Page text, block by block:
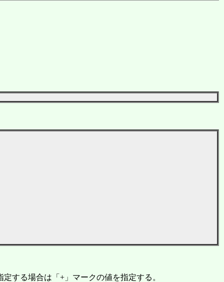
する場合は「+」マークの値を指定する。